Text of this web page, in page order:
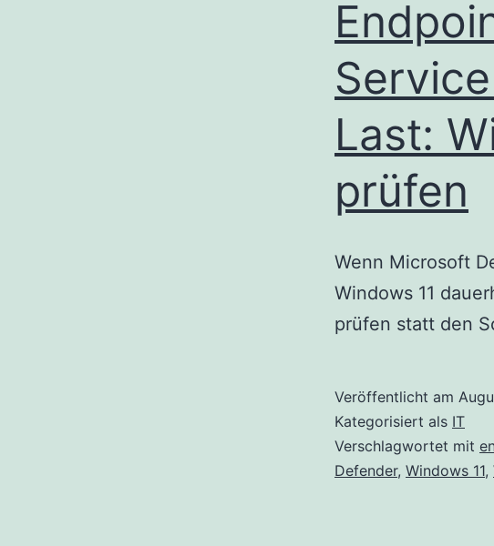
Last:
prüfen
Wenn Microsoft
Windows 11
prüfen statt den
Veröffentlicht am
Kategorisiert als IT
Verschlagwortet mit
Defender, Windows 11,